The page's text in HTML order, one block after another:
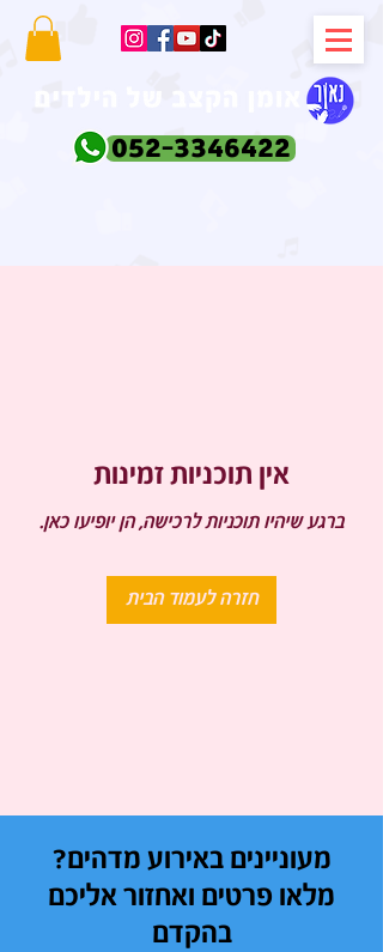
052-3346422
אין תוכניות זמינות
ברגע שיהיו תוכניות לרכישה, הן יופיעו כאן.
חזרה לעמוד הבית
מעוניינים באירוע מדהים?
מלאו פרטים ואחזור אליכם
בהקדם